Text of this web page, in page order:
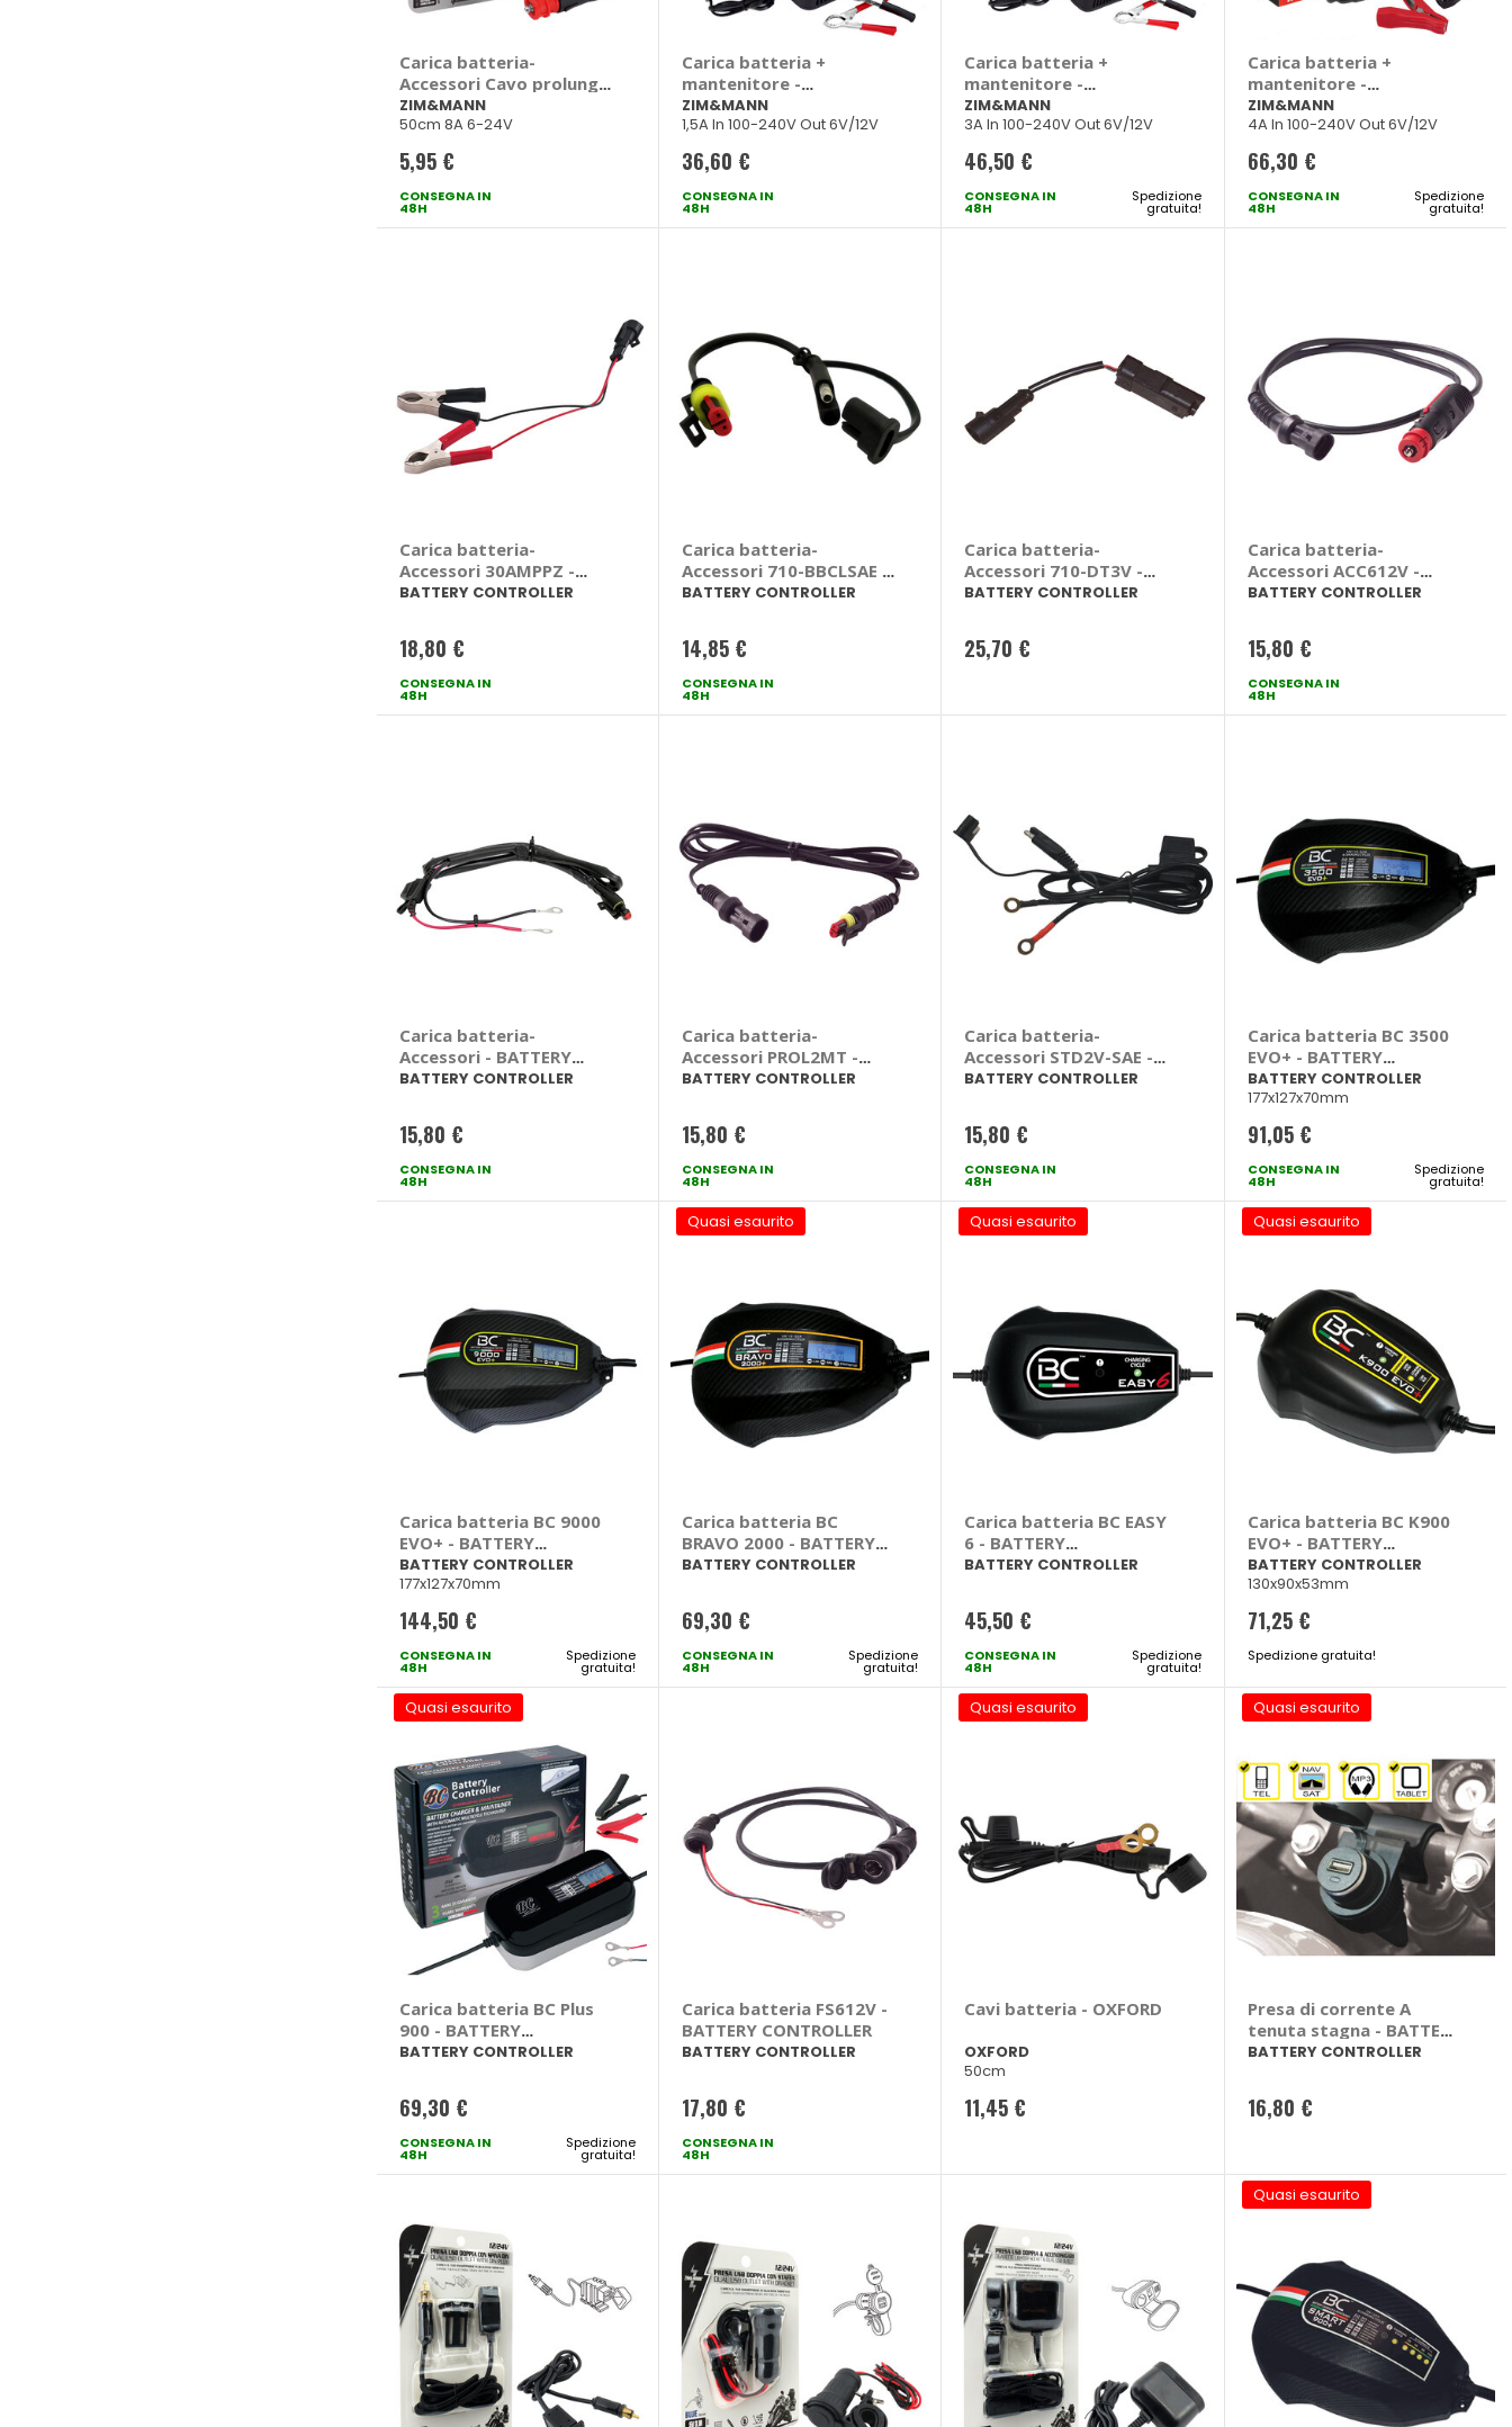
Carica batteria-
Accessori Cavo prolunga
- ZIM&MANN
ZIM&MANN
50cm 8A 6-24V
5,95 €
CONSEGNA IN
48H
Carica batteria +
mantenitore -
ZIM&MANN
ZIM&MANN
1,5A In 100-240V Out 6V/12V
36,60 €
CONSEGNA IN
48H
Carica batteria +
mantenitore -
ZIM&MANN
ZIM&MANN
3A In 100-240V Out 6V/12V
46,50 €
CONSEGNA IN
48H
Spedizione
gratuita!
Carica batteria +
mantenitore -
ZIM&MANN
ZIM&MANN
4A In 100-240V Out 6V/12V
66,30 €
CONSEGNA IN
48H
Spedizione
gratuita!
Carica batteria-
Accessori 30AMPPZ -
BATTERY CONTROLLER
BATTERY CONTROLLER
18,80 €
CONSEGNA IN
48H
Carica batteria-
Accessori 710-BBCLSAE -
BATTERY CONTROLLER
BATTERY CONTROLLER
14,85 €
CONSEGNA IN
48H
Carica batteria-
Accessori 710-DT3V -
BATTERY CONTROLLER
BATTERY CONTROLLER
25,70 €
Carica batteria-
Accessori ACC612V -
BATTERY CONTROLLER
BATTERY CONTROLLER
15,80 €
CONSEGNA IN
48H
Carica batteria-
Accessori - BATTERY
CONTROLLER
BATTERY CONTROLLER
15,80 €
CONSEGNA IN
48H
Carica batteria-
Accessori PROL2MT -
BATTERY CONTROLLER
BATTERY CONTROLLER
15,80 €
CONSEGNA IN
48H
Carica batteria-
Accessori STD2V-SAE -
BATTERY CONTROLLER
BATTERY CONTROLLER
15,80 €
CONSEGNA IN
48H
Carica batteria BC 3500
EVO+ - BATTERY
CONTROLLER
BATTERY CONTROLLER
177x127x70mm
91,05 €
CONSEGNA IN
48H
Spedizione
gratuita!
Carica batteria BC 9000
EVO+ - BATTERY
CONTROLLER
BATTERY CONTROLLER
177x127x70mm
144,50 €
CONSEGNA IN
48H
Spedizione
gratuita!
Quasi esaurito
Carica batteria BC
BRAVO 2000 - BATTERY
CONTROLLER
BATTERY CONTROLLER
69,30 €
CONSEGNA IN
48H
Spedizione
gratuita!
Quasi esaurito
Carica batteria BC EASY
6 - BATTERY
CONTROLLER
BATTERY CONTROLLER
45,50 €
CONSEGNA IN
48H
Spedizione
gratuita!
Quasi esaurito
Carica batteria BC K900
EVO+ - BATTERY
CONTROLLER
BATTERY CONTROLLER
130x90x53mm
71,25 €
Spedizione gratuita!
Quasi esaurito
Carica batteria BC Plus
900 - BATTERY
CONTROLLER
BATTERY CONTROLLER
69,30 €
CONSEGNA IN
48H
Spedizione
gratuita!
Carica batteria FS612V -
BATTERY CONTROLLER
BATTERY CONTROLLER
17,80 €
CONSEGNA IN
48H
Quasi esaurito
Cavi batteria - OXFORD
OXFORD
50cm
11,45 €
Quasi esaurito
Presa di corrente A
tenuta stagna - BATTERY
CONTROLLER
BATTERY CONTROLLER
16,80 €
Quasi esaurito